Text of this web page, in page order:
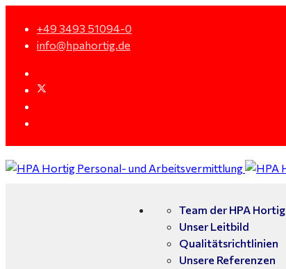
+49 3493 51094-0
info@hpahortig.de
Team der HPA Hortig
Unser Leitbild
Qualitätsrichtlinien
Unsere Referenzen